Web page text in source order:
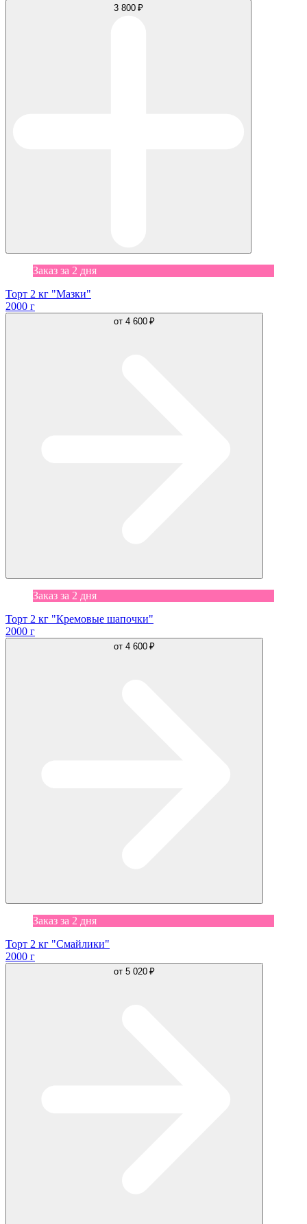
3 800 ₽
Заказ за 2 дня
Торт 2 кг "Мазки"
2000 г
от 4 600 ₽
Заказ за 2 дня
Торт 2 кг "Кремовые шапочки"
2000 г
от 4 600 ₽
Заказ за 2 дня
Торт 2 кг "Смайлики"
2000 г
от 5 020 ₽